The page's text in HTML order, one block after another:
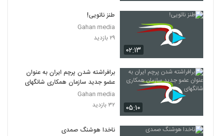
۰۲:۱۳
طنز ناتویی!
Gahan media
۲۹ بازدید
۰۵:۱۰
برافراشته شدن پرچم ایران به عنوان
عضو جدید سازمان همکاری شانگهای
Gahan media
۳۲ بازدید
ناخدا هوشنگ صمدی